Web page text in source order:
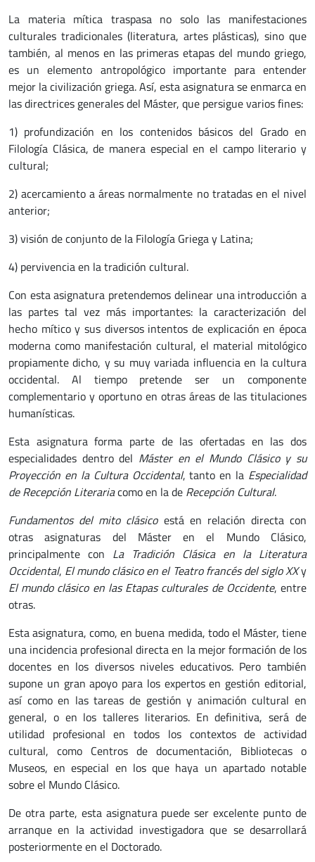
La materia mítica traspasa no solo las manifestaciones
culturales tradicionales (literatura, artes plásticas), sino que
también, al menos en las primeras etapas del mundo griego,
es un elemento antropológico importante para entender
mejor la civilización griega. Así, esta asignatura se enmarca en
las directrices generales del Máster, que persigue varios fines:
1) profundización en los contenidos básicos del Grado en
Filología Clásica, de manera especial en el campo literario y
cultural;
2) acercamiento a áreas normalmente no tratadas en el nivel
anterior;
3) visión de conjunto de la Filología Griega y Latina;
4) pervivencia en la tradición cultural.
Con esta asignatura pretendemos delinear una introducción a
las partes tal vez más importantes: la caracterización del
hecho mítico y sus diversos intentos de explicación en época
moderna como manifestación cultural, el material mitológico
propiamente dicho, y su muy variada influencia en la cultura
occidental. Al tiempo pretende ser un componente
complementario y oportuno en otras áreas de las titulaciones
humanísticas.
Esta asignatura forma parte de las ofertadas en las dos
especialidades dentro del Máster en el Mundo Clásico y su
Proyección en la Cultura Occidental, tanto en la Especialidad
de Recepción Literariacomo en la de Recepción Cultural.
Fundamentos del mito clásicoestá en relación directa con
otras asignaturas del Máster en el Mundo Clásico,
principalmente con La Tradición Clásica en la Literatura
Occidental, El mundo clásico en el Teatro francés del siglo XXy
El mundo clásico en las Etapas culturales de Occidente, entre
otras.
Esta asignatura, como, en buena medida, todo el Máster, tiene
una incidencia profesional directa en la mejor formación de los
docentes en los diversos niveles educativos. Pero también
supone un gran apoyo para los expertos en gestión editorial,
así como en las tareas de gestión y animación cultural en
general, o en los talleres literarios. En definitiva, será de
utilidad profesional en todos los contextos de actividad
cultural, como Centros de documentación, Bibliotecas o
Museos, en especial en los que haya un apartado notable
sobre el Mundo Clásico.
De otra parte, esta asignatura puede ser excelente punto de
arranque en la actividad investigadora que se desarrollará
posteriormente en el Doctorado.